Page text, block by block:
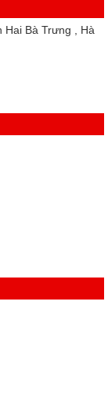
Hai Bà Trưng , Hà